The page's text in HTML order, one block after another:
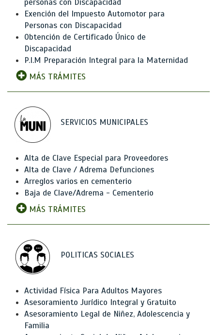
personas con Discapacidad
Exención del Impuesto Automotor para
Personas con Discapacidad
Obtención de Certificado Único de
Discapacidad
P.I.M Preparación Integral para la Maternidad
MÁS TRÁMITES
SERVICIOS MUNICIPALES
Alta de Clave Especial para Proveedores
Alta de Clave / Adrema Defunciones
Arreglos varios en cementerio
Baja de Clave/Adrema - Cementerio
MÁS TRÁMITES
POLITICAS SOCIALES
Actividad Física Para Adultos Mayores
Asesoramiento Jurídico Integral y Gratuito
Asesoramiento Legal de Niñez, Adolescencia y
Familia